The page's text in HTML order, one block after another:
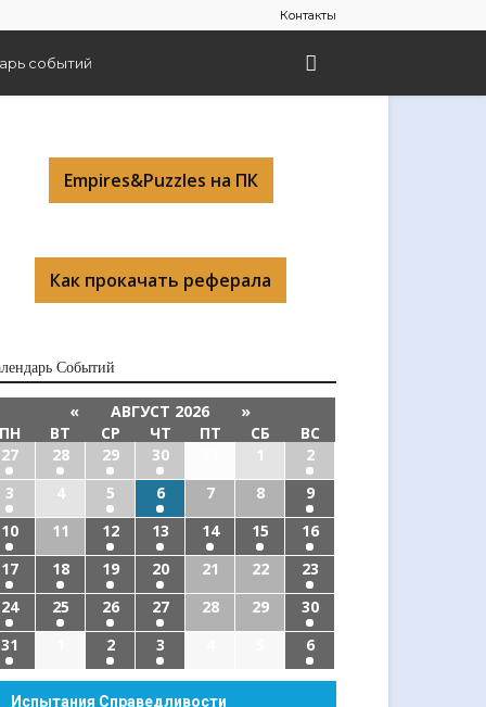
Контакты
событий
Empires&Puzzles на ПК
Как прокачать реферала
Cобытий
« АВГУСТ 2026
»
ПН
ВТ СР ЧТ ПТ СБ
ВС
27
28 29 30 1
2
3
4 5 6 7 8
9
10
11 12 13 14 15
16
17
18 19 20 21 22
23
24
25 26 27 28 29
30
31
2 3 6
Испытания Справедливости